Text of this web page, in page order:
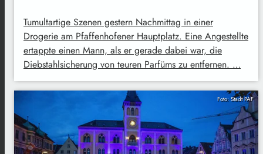
Tumultartige Szenen gestern Nachmittag in einer
Drogerie am Pfaffenhofener Hauptplatz. Eine Angestellte
ertappte einen Mann, als er gerade dabei war, die
Diebstahlsicherung von teuren Parfüms zu entfernen. …
Foto: Stadt PAF